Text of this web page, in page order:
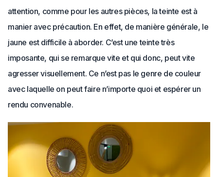
attention, comme pour les autres pièces, la teinte est à
manier avec précaution. En effet, de manière générale, le
jaune est difficile à aborder. C’est une teinte très
imposante, qui se remarque vite et qui donc, peut vite
agresser visuellement. Ce n’est pas le genre de couleur
avec laquelle on peut faire n’importe quoi et espérer un
rendu convenable.